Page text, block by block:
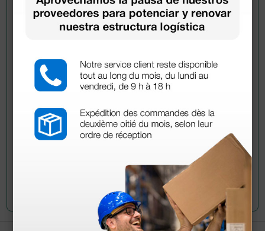
Pregúntale a un colega
información?
Envía ahora mismo tu pregunta a los colegas que ya
han adquirido este producto.
Envía tu pregunta